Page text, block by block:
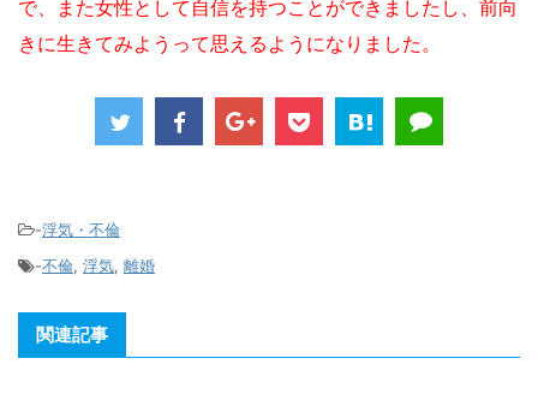
で、また女性として自信を持つことができましたし、前向
きに生きてみようって思えるようになりました。
-浮気・不倫
-不倫, 浮気, 離婚
関連記事